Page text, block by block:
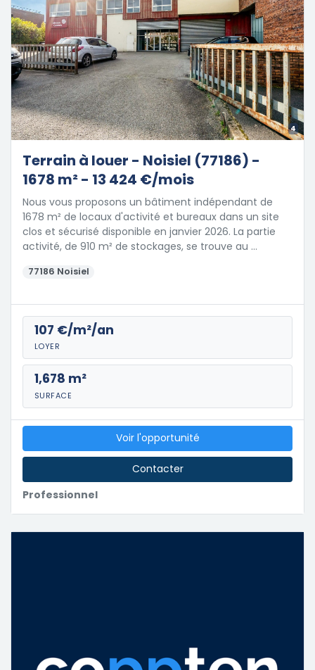
4
Terrain à louer - Noisiel (77186) -
1678 m² - 13 424 €/mois
Nous vous proposons un bâtiment indépendant de
1678 m² de locaux d'activité et bureaux dans un site
clos et sécurisé disponible en janvier 2026. La partie
activité, de 910 m² de stockages, se trouve au …
77186 Noisiel
107 €/m²/an
LOYER
1,678 m²
SURFACE
Professionnel
Voir l'opportunité
Contacter